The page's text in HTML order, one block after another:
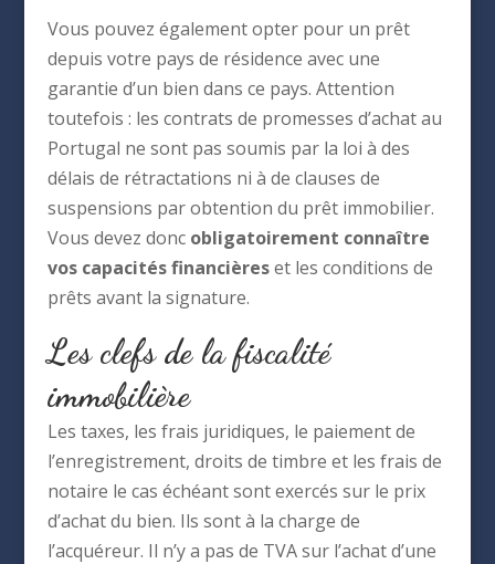
Vous pouvez également opter pour un prêt
depuis votre pays de résidence avec une
garantie d’un bien dans ce pays. Attention
toutefois : les contrats de promesses d’achat au
Portugal ne sont pas soumis par la loi à des
délais de rétractations ni à de clauses de
suspensions par obtention du prêt immobilier.
Vous devez donc obligatoirement connaître
vos capacités financièreset les conditions de
prêts avant la signature.
Les clefs de la fiscalité
immobilière
Les taxes, les frais juridiques, le paiement de
l’enregistrement, droits de timbre et les frais de
notaire le cas échéant sont exercés sur le prix
d’achat du bien. Ils sont à la charge de
l’acquéreur. Il n’y a pas de TVA sur l’achat d’une